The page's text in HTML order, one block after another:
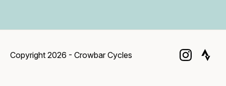
Copyright 2026 - Crowbar Cycles